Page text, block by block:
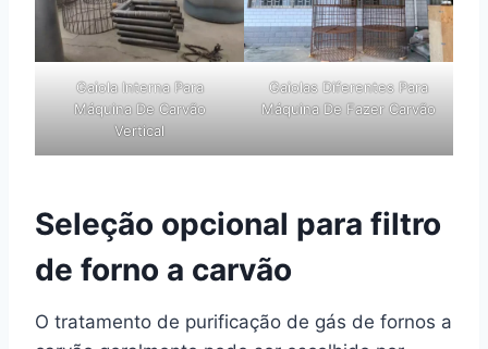
Gaiola Interna Para
Máquina De Carvão
Vertical
Gaiolas Diferentes Para
Máquina De Fazer Carvão
Seleção opcional para filtro
de forno a carvão
O tratamento de purificação de gás de fornos a